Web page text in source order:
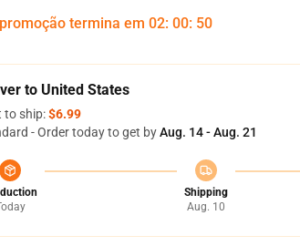
termina em 02: 00: 49
to United States
to ship:$6.99
- Order today to get byAug. 14 - Aug. 21
Shipping
Aug. 10